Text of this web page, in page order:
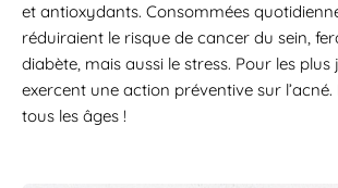
et antioxydants. Consommées
réduiraient le risque de cancer du sein,
diabète, mais aussi le stress. Pour les plus
exercent une action préventive sur l’acné.
tous les âges !